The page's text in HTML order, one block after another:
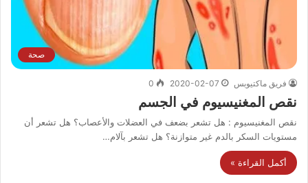
صحة
فريق ماكتيوبس 2020-02-07
0
نقص المغنيسيوم في الجسم
نقص المغنيسيوم : هل تشعر بضعف في العضلات والأعصاب؟ هل تشعر أن
مستويات السكر بالدم غير متوازنة؟ هل تشعر بآلام…
أكمل القراءة »